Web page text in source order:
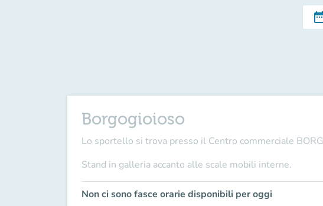
Borgogioioso
Lo sportello si trova presso il Centro commerciale
Stand in galleria accanto alle scale mobili interne.
Non ci sono fasce orarie disponibili per oggi